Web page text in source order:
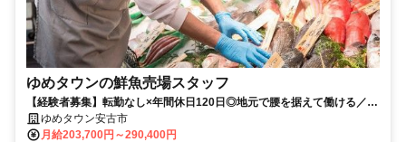
ゆめタウンの鮮魚売場スタッフ
【経験者募集】転勤なし×年間休日120日◎地元で腰を据えて働ける／市
場対応なし
ゆめタウン安古市
月給203,700円～290,400円